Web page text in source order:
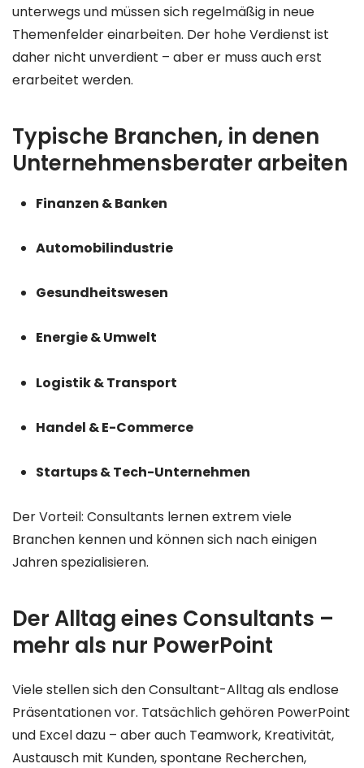
unterwegs und müssen sich regelmäßig in neue
Themenfelder einarbeiten. Der hohe Verdienst ist
daher nicht unverdient – aber er muss auch erst
erarbeitet werden.
Typische Branchen, in denen
Unternehmensberater arbeiten
Finanzen & Banken
Automobilindustrie
Gesundheitswesen
Energie & Umwelt
Logistik & Transport
Handel & E-Commerce
Startups & Tech-Unternehmen
Der Vorteil: Consultants lernen extrem viele
Branchen kennen und können sich nach einigen
Jahren spezialisieren.
Der Alltag eines Consultants –
mehr als nur PowerPoint
Viele stellen sich den Consultant-Alltag als endlose
Präsentationen vor. Tatsächlich gehören PowerPoint
und Excel dazu – aber auch Teamwork, Kreativität,
Austausch mit Kunden, spontane Recherchen,